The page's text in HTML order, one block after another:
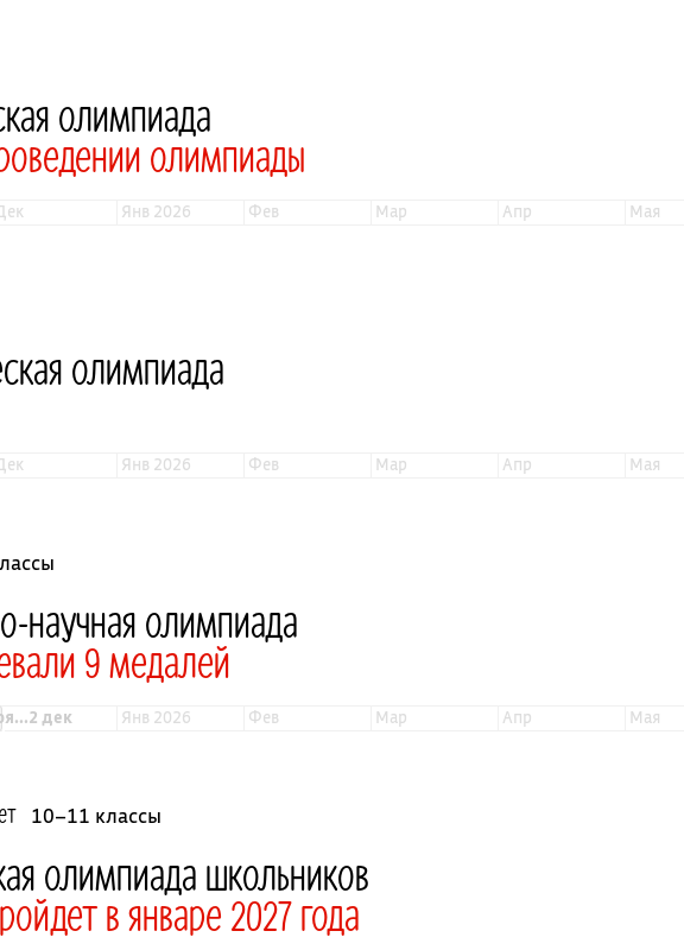
олимпиада
олимпиады
дек янв 2026 фев мар апр мая
олимпиада
дек янв 2026 фев мар апр мая
научная олимпиада
9 медалей
янв 2026 фев мар апр мая
дек
10–11 классы
олимпиада школьников
в январе 2027 года